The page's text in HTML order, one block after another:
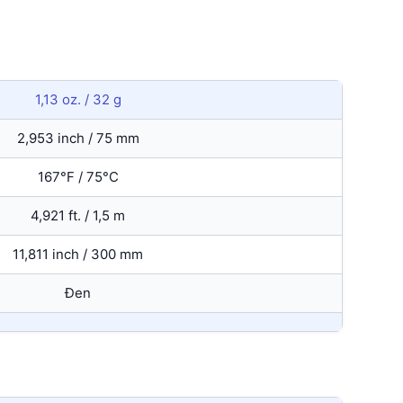
1,13 oz. / 32 g
2,953 inch / 75 mm
167°F / 75°C
4,921 ft. / 1,5 m
11,811 inch / 300 mm
Đen